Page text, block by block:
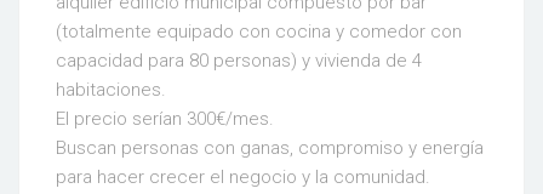
(totalmente equipado con cocina y comedor con
capacidad para 80 personas) y vivienda de 4
habitaciones.
El precio serían 300€/mes.
Buscan personas con ganas, compromiso y energía
para hacer crecer el negocio y la comunidad.